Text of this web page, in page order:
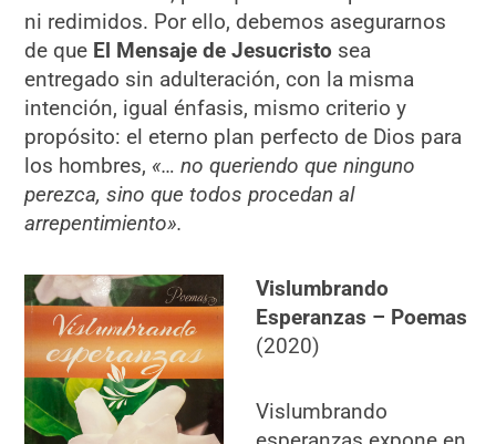
ni redimidos. Por ello, debemos asegurarnos
de que El Mensaje de Jesucristo sea
entregado sin adulteración, con la misma
intención, igual énfasis, mismo criterio y
propósito: el eterno plan perfecto de Dios para
los hombres, «… no queriendo que ninguno
perezca, sino que todos procedan al
arrepentimiento».
Vislumbrando
Esperanzas – Poemas
(2020)
Vislumbrando